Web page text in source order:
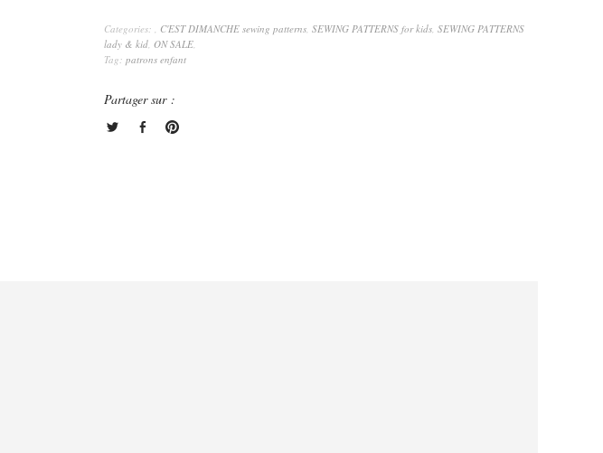
Categories: , C'EST DIMANCHE sewing patterns, SEWING PATTERNS for kids, SEWING PATTERNS
lady & kid, ON SALE,
Tag: patrons enfant
Partager sur :